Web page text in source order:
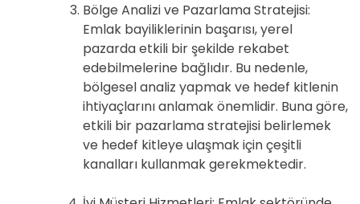
Bölge Analizi ve Pazarlama Stratejisi:
Emlak bayiliklerinin başarısı, yerel
pazarda etkili bir şekilde rekabet
edebilmelerine bağlıdır. Bu nedenle,
bölgesel analiz yapmak ve hedef kitlenin
ihtiyaçlarını anlamak önemlidir. Buna göre,
etkili bir pazarlama stratejisi belirlemek
ve hedef kitleye ulaşmak için çeşitli
kanalları kullanmak gerekmektedir.